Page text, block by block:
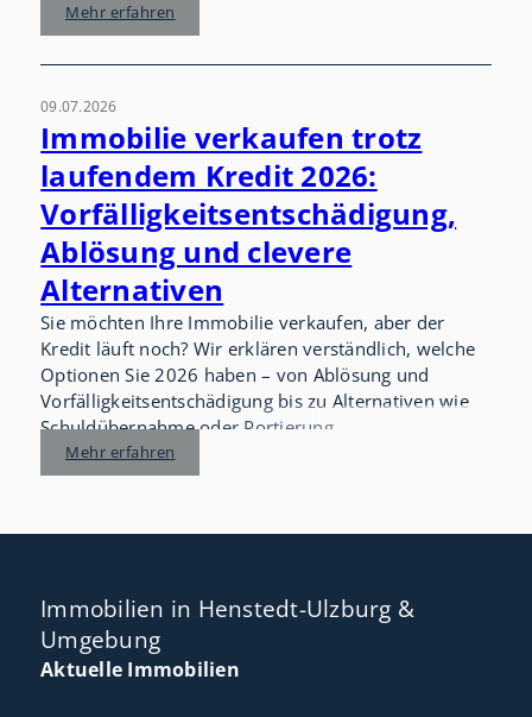
Mehr erfahren
09.07.2026
Immobilie verkaufen trotz
laufendem Kredit 2026:
Vorfälligkeitsentschädigung,
Ablösung und clevere
Alternativen
Sie möchten Ihre Immobilie verkaufen, aber der
Kredit läuft noch? Wir erklären verständlich, welche
Optionen Sie 2026 haben – von Ablösung und
Vorfälligkeitsentschädigung bis zu Alternativen wie
Schuldübernahme oder Portierung.
Mehr erfahren
Immobilien in Henstedt-Ulzburg &
Umgebung
Aktuelle Immobilien